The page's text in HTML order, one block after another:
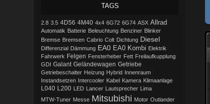
TAGS
2.8 3.5 4D56 4M40 4x4 6G72 6G74 ASX Allrad
Automatik Batterie Beleuchtung Benziner Blinker
Bremse Bremsen Cabrio Colt Dichtung Diesel
Differenzial Dämmung EA0 EA0 Kombi Elektrik
Fahrwerk Felgen Fensterheber Fett Freilaufkupplung
GDI Galant Geländewagen Getriebe
Getriebeschalter Heizung Hybrid Innenraum
Instandsetzen Intercooler Kabel Kamera Klimaanlage
L040 L200 LED Lancer Lautsprecher Lima
MTW-Tuner Messe Mitsubishi Motor Outlander